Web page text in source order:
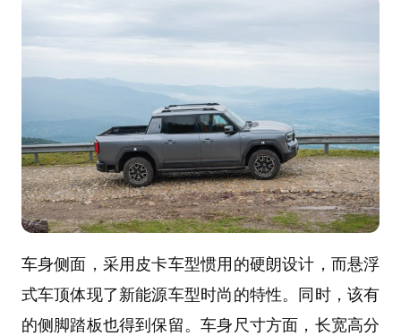
车身侧面，采用皮卡车型惯用的硬朗设计，而悬浮
式车顶体现了新能源车型时尚的特性。同时，该有
的侧脚踏板也得到保留。车身尺寸方面，长宽高分